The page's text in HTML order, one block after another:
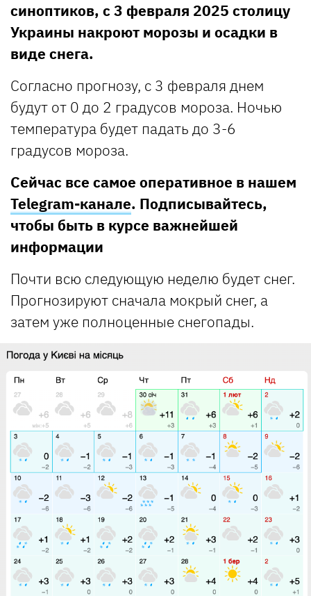
синоптиков, с 3 февраля 2025 столицу
Украины накроют морозы и осадки в
виде снега.
Согласно прогнозу, с 3 февраля днем
будут от 0 до 2 градусов мороза. Ночью
температура будет падать до 3-6
градусов мороза.
Сейчас все самое оперативное в нашем
Telegram-канале. Подписывайтесь,
чтобы быть в курсе важнейшей
информации
Почти всю следующую неделю будет снег.
Прогнозируют сначала мокрый снег, а
затем уже полноценные снегопады.